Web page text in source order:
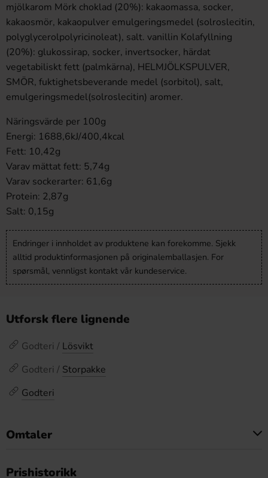
mjölkarom Mörk choklad (20%): kakaomassa, socker,
kakaosmör, kakaopulver emulgeringsmedel (solroslecitin,
polyglycerolpolyricinoleat), salt. vanillin Kolafyllning
(20%): glukossirap, socker, invertsocker, härdat
vegetabiliskt fett (palmkärna), HELMJÖLKSPULVER,
SMÖR, fuktighetsbeverande medel (sorbitol), salt,
emulgeringsmedel(solroslecitin) aromer.
Näringsvärde per 100g
Energi: 1688,6kJ/400,4kcal
Fett: 10,42g
Varav mättat fett: 5,74g
Varav sockerarter: 61,6g
Protein: 2,87g
Salt: 0,15g
Endringer i innholdet av produktene kan forekomme. Sjekk
alltid produktinformasjonen på originalemballasjen. For
spørsmål, vennligst kontakt vår kundeservice.
Utforsk flere lignende
Godteri / Lösvikt
Godteri / Storpakke
Godteri
Omtaler
Prishistorikk